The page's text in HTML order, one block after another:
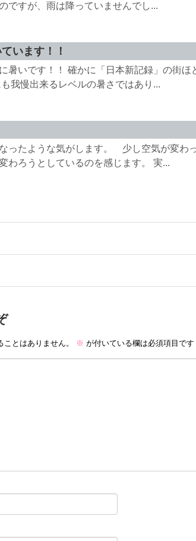
ですが、雨は降っていませんでし...
います！！
暑いです！！ 確かに「日本新記録」の街ほ
我慢出来るレベルの暑さではあり...
ったような気がします。 少し空気が変わ
ろうとしているのを感じます。 実...
とはありません。 ※ が付いている欄は必須項目です